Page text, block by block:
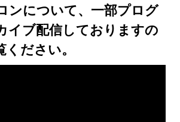
ンについて、一部プログ
イブ配信しておりますの
ださい。